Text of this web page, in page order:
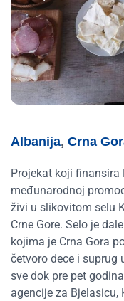
Albanija, Crna
Projekat koji finansira
međunarodnoj
živi u slikovitom selu
Crne Gore. Selo je
kojima je Crna Gora
četvoro dece i suprug
sve dok pre pet
agencije za Bjelasicu,